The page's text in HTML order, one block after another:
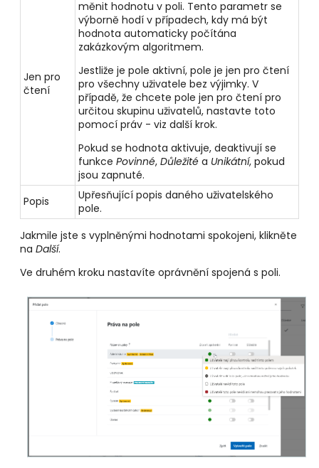
Jen pro
čtení
měnit hodnotu v poli. Tento parametr se
výborně hodí v případech, kdy má být
hodnota automaticky počítána
zakázkovým algoritmem.
Jestliže je pole aktivní, pole je jen pro čtení
pro všechny uživatele bez výjimky. V
případě, že chcete pole jen pro čtení pro
určitou skupinu uživatelů, nastavte toto
pomocí práv - viz další krok.
Pokud se hodnota aktivuje, deaktivují se
funkcePovinné,Důležité a Unikátní, pokud
jsou zapnuté.
Popis
Upřesňující popis daného uživatelského
pole.
Jakmile jste s vyplněnými hodnotami spokojeni, klikněte
na Další.
Ve druhém kroku nastavíte oprávnění spojená s poli.